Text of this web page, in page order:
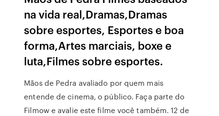
na vida real,Dramas,Dramas
sobre esportes, Esportes e boa
forma,Artes marciais, boxe e
luta,Filmes sobre esportes.
Mãos de Pedra avaliado por quem mais
entende de cinema, o público. Faça parte do
Filmow e avalie este filme você também. 12 de